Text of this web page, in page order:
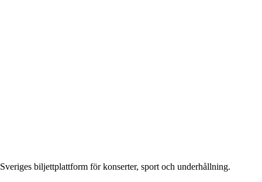
Sveriges biljettplattform för konserter, sport och underhållning.